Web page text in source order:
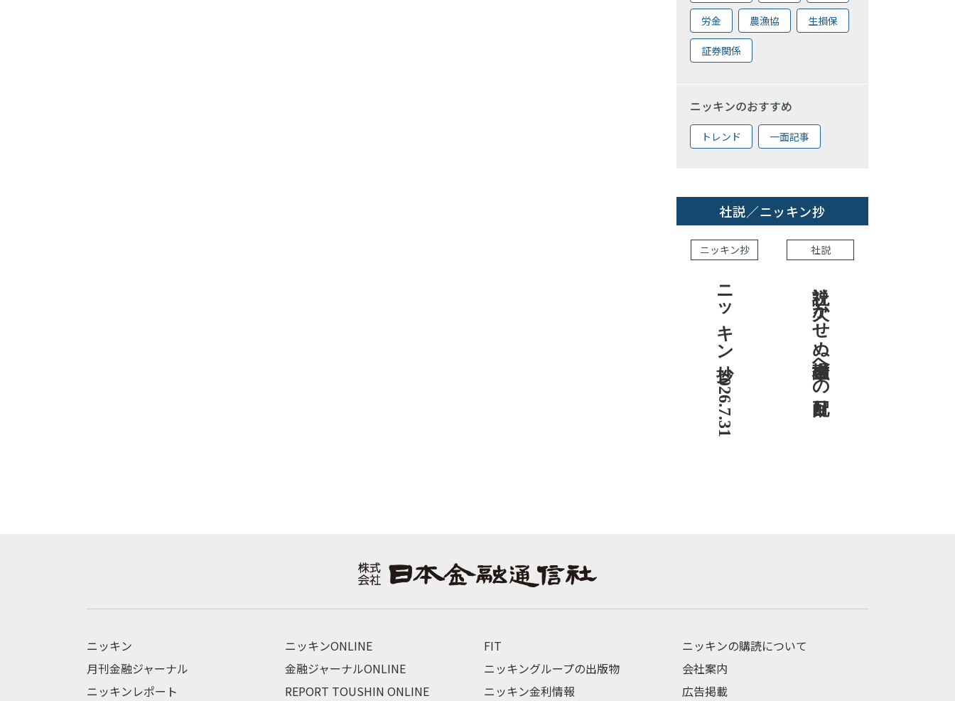
労金 農漁協 生損保
証券関係
ニッキンのおすすめ
トレンド 一面記事
社説／ニッキン抄
ニッキン抄
ニッキン抄 2026.7.31
社説
社説 欠かせぬ金融市場への目配り
ニッキン
月刊金融ジャーナル
ニッキンレポート
ニッキンONLINE
金融ジャーナルONLINE
REPORT TOUSHIN ONLINE
FIT
ニッキングループの出版物
ニッキン金利情報
ニッキンの購読について
会社案内
広告掲載